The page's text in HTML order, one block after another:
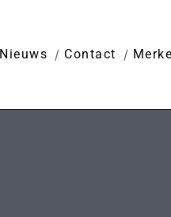
Nieuws Contact